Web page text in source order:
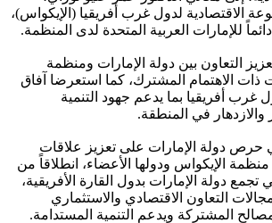
الاقتصادية لدول غرب أفريقيا (الإيكواس)،
للإمارات العربية المتحدة لدى المنظمة.
التعاون بين دولة الإمارات ومنظمة
ذات الاهتمام المشترك، كما استعرضا آفاق
غرب أفريقيا بما يدعم جهود التنمية
والازدهار في المنطقة.
حرص دولة الإمارات على تعزيز علاقات
الإيكواس ودولها الأعضاء، انطلاقاً من
تجمع دولة الإمارات بدول القارة الأفريقية،
التعاون الاقتصادي والاستثماري
المشتركة ويدعم التنمية المستدامة.